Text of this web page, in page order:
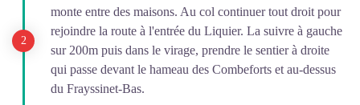
monte entre des maisons. Au col continuer tout droit pour
rejoindre la route à l'entrée du Liquier. La suivre à gauche
sur 200m puis dans le virage, prendre le sentier à droite
qui passe devant le hameau des Combeforts et au-dessus
du Frayssinet-Bas.